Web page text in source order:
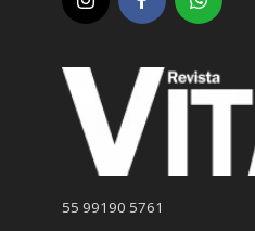
55 99190 5761